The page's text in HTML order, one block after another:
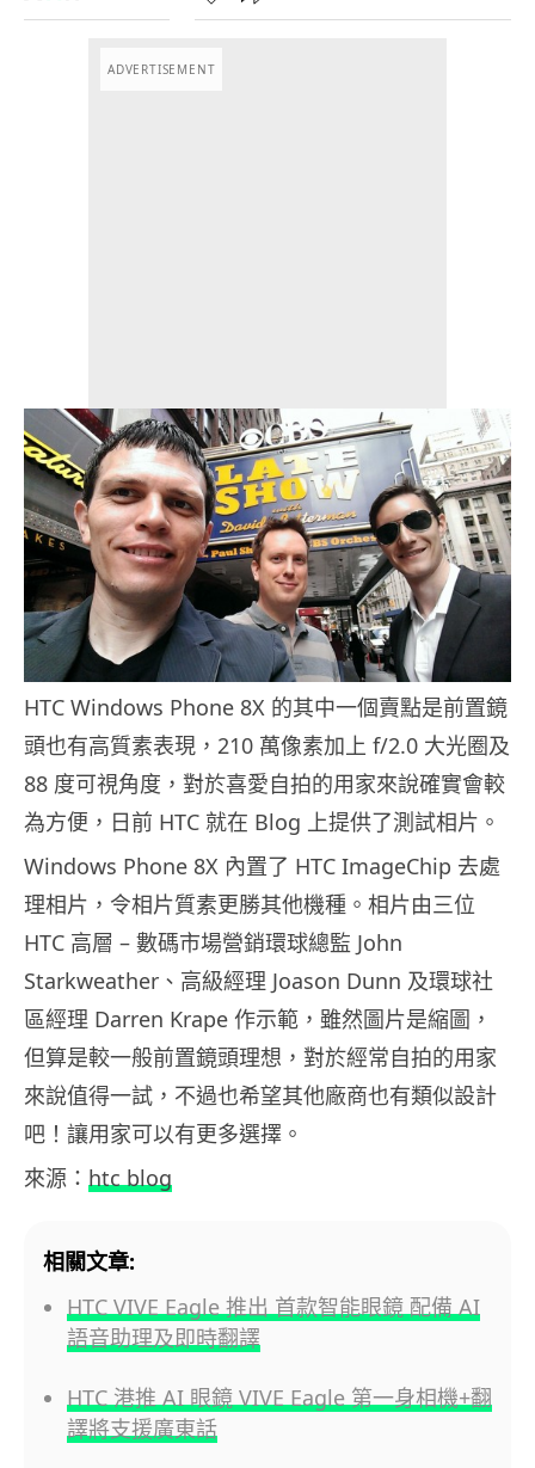
ADVERTISEMENT
HTC Windows Phone 8X 的其中一個賣點是前置鏡
頭也有高質素表現，210 萬像素加上 f/2.0 大光圈及
88 度可視角度，對於喜愛自拍的用家來說確實會較
為方便，日前 HTC 就在 Blog 上提供了測試相片。
Windows Phone 8X 內置了 HTC ImageChip 去處
理相片，令相片質素更勝其他機種。相片由三位
HTC 高層 – 數碼市場營銷環球總監 John
Starkweather、高級經理 Joason Dunn 及環球社
區經理 Darren Krape 作示範，雖然圖片是縮圖，
但算是較一般前置鏡頭理想，對於經常自拍的用家
來說值得一試，不過也希望其他廠商也有類似設計
吧！讓用家可以有更多選擇。
來源： htc blog
相關文章:
HTC VIVE Eagle 推出 首款智能眼鏡 配備 AI
語音助理及即時翻譯
HTC 港推 AI 眼鏡 VIVE Eagle 第一身相機+翻
譯將支援廣東話